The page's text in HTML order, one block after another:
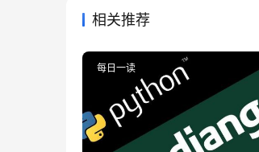
相关推荐
每日一读